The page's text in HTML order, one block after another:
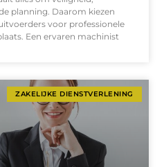
planning. Daarom kiezen
voor professionele
Een ervaren machinist
ZAKELIJKE DIENSTVERLENING